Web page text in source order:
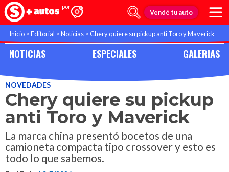
Vendé tu auto
Inicio >Editorial >Noticias >Chery quiere su pickup anti Toro y Maverick
NOTICIAS ESPECIALES GALERIAS
NOVEDADES
Chery quiere su pickup
anti Toro y Maverick
La marca china presentó bocetos de una
camioneta compacta tipo crossover y esto es
todo lo que sabemos.